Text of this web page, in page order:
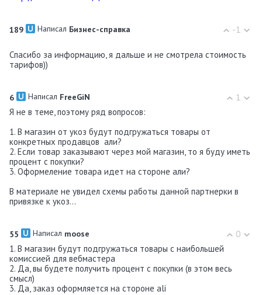
-1
189 Написал Бизнес-справка
Спасибо за информацию, я дальше и не смотрела стоимость
тарифов))
1
6 Написал FreeGiN
Я не в теме, поэтому ряд вопросов:
1. В магазин от укоз будут подгружаться товары от
конкретных продавцов али?
2. Если товар заказывают через мой магазин, то я буду иметь
процент с покупки?
3. Оформеление товара идет на стороне али?
В материале не увидел схемы работы данной партнерки в
привязке к укоз...
0
55 Написал moose
1. В магазин будут подгружаться товары с наибольшей
комиссией для вебмастера
2. Да, вы будете получить процент с покупки (в этом весь
смысл)
3. Да, заказ оформляется на стороне ali